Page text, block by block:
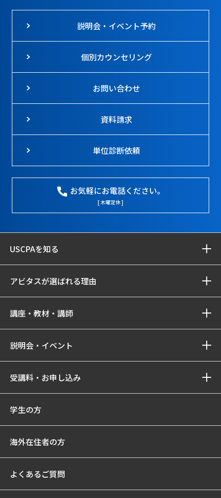
説明会・イベント予約
個別カウンセリング
お問い合わせ
資料請求
単位診断依頼
お気軽にお電話ください。
[ 木曜定休 ]
USCPAを知る
アビタスが選ばれる理由
講座・教材・講師
説明会・イベント
受講料・お申し込み
学生の方
海外在住者の方
よくあるご質問